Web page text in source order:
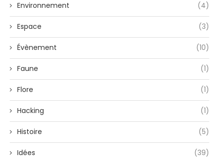
Environnement (4)
Espace (3)
Évènement (10)
Faune (1)
Flore (1)
Hacking (1)
Histoire (5)
Idées (39)